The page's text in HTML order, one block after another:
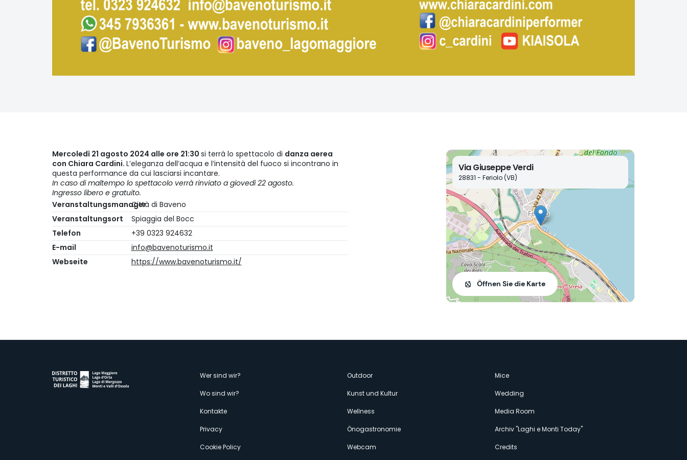
Mercoledì 21 agosto 2024 alle ore 21:30 si terrà lo spettacolo di danza aerea
con Chiara Cardini. L’eleganza dell’acqua e l’intensità del fuoco si incontrano in
questa performance da cui lasciarsi incantare.
In caso di maltempo lo spettacolo verrà rinviato a giovedì 22 agosto.
Ingresso libero e gratuito.
VeranstaltungsmanagerCittà di Baveno
Veranstaltungsort
Spiaggia del Bocc
Telefon
+39 0323 924632
E-mail
info@bavenoturismo.it
Webseite
https://www.bavenoturismo.it/
Via Giuseppe Verdi
28831 - Feriolo (VB)
Öffnen Sie die Karte
Menù
secondario
Wer sind wir?
Wo sind wir?
Kontakte
Privacy
Cookie Policy
Outdoor
Kunst und Kultur
Wellness
Önogastronomie
Webcam
Mice
Wedding
Media Room
Archiv "Laghi e Monti Today"
Credits